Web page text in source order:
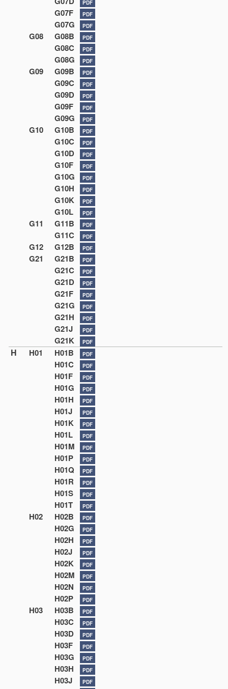
PDF
G07F PDF
G07G PDF
G08 G08B PDF
G08C PDF
G08G PDF
G09 G09B PDF
G09C PDF
G09D PDF
G09F PDF
G09G PDF
G10 G10B PDF
G10C PDF
G10D PDF
G10F PDF
G10G PDF
G10H PDF
G10K PDF
G10L PDF
G11 G11B PDF
G11C PDF
G12 G12B PDF
G21 G21B PDF
G21C PDF
G21D PDF
G21F PDF
G21G PDF
G21H PDF
G21J PDF
G21K PDF
H H01 H01B PDF
H01C PDF
H01F PDF
H01G PDF
H01H PDF
H01J PDF
H01K PDF
H01L PDF
H01M PDF
H01P PDF
H01Q PDF
H01R PDF
H01S PDF
H01T PDF
H02 H02B PDF
H02G PDF
H02H PDF
H02J PDF
H02K PDF
H02M PDF
H02N PDF
H02P PDF
H03 H03B PDF
H03C PDF
H03D PDF
H03F PDF
H03G PDF
H03H PDF
H03J PDF